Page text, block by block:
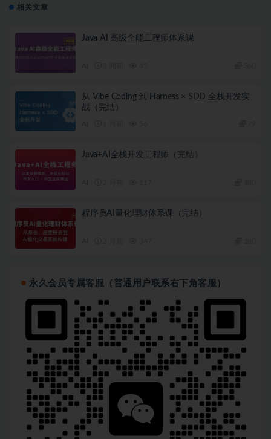
相关文章
Java AI 高级全能工程师体系课
从 Vibe Coding 到 Harness × SDD 全栈开发实
战（完结）
Java+AI全栈开发工程师（完结）
程序员AI量化理财体系课（完结）
永久会员专属客服（普通用户联系右下角客服）